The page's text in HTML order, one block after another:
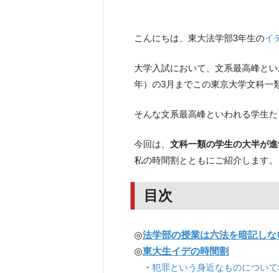
こんにちは、東大法学部3年生のイ
大学入試において、文系最高峰と
年）の3月までこの東京大学文科一
そんな文系最高峰といわれる学生
今回は、文科一類の学生の大半が
私の時間割とともにご紹介します。
目次
◎法学部の授業は六法を暗記しな
◎東大生イデの時間割
・犯罪という身近なものについ